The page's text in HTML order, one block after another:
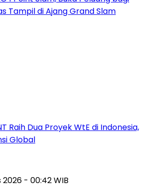
Tampil di Ajang Grand Slam
Raih Dua Proyek WtE di Indonesia,
Global
- 00:42 WIB